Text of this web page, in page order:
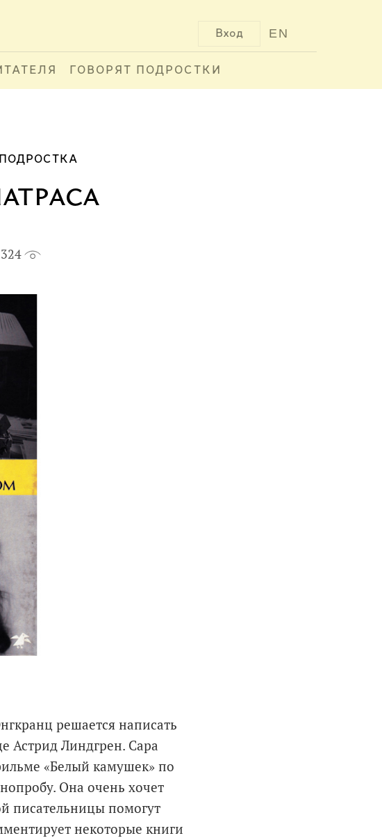
EN
Вход
ГОВОРЯТ ПОДРОСТКИ
решается написать
Астрид Линдгрен. Сара
«Белый камушек» по
Она очень хочет
писательницы помогут
некоторые книги